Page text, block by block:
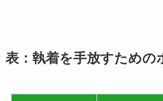
表：執着を手放すための